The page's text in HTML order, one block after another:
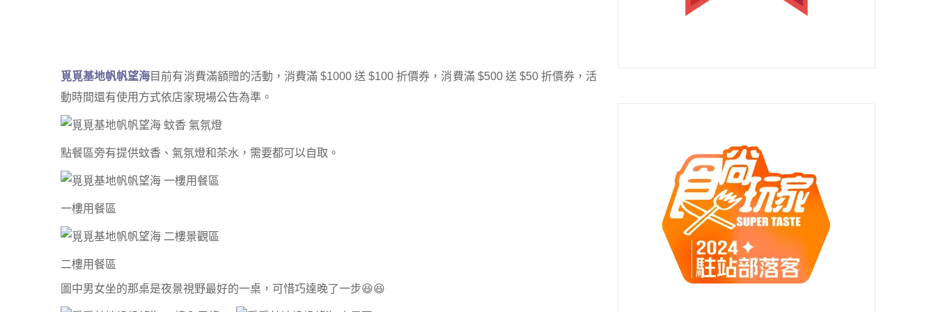
覓覓基地帆帆望海目前有消費滿額贈的活動，消費滿 $1000 送 $100 折價券，消費滿 $500 送 $50 折價券，活
動時間還有使用方式依店家現場公告為準。
點餐區旁有提供蚊香、氣氛燈和茶水，需要都可以自取。
一樓用餐區
二樓用餐區
圖中男女坐的那桌是夜景視野最好的一桌，可惜巧達晚了一步😆😆